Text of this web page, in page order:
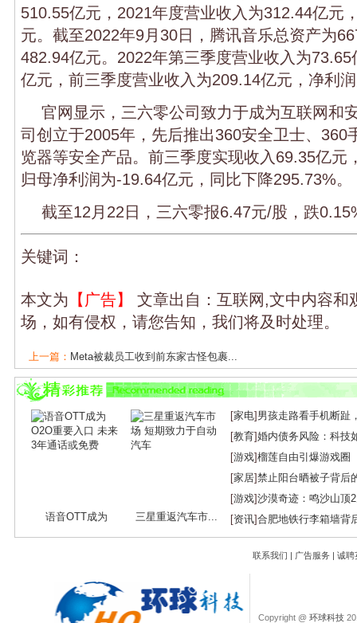
510.55亿元，2021年度营业收入为312.44亿元
元。截至2022年9月30日，腾讯音乐总资产为
482.94亿元。2022年第三季度营业收入为
亿元，前三季度营业收入为209.14亿元，净利
官网显示，三六零公司致力于成为互联网和
司创立于2005年，先后推出360安全卫士、360
览器等安全产品。前三季度实现收入69.35亿元
归母净利润为-19.64亿元，同比下降295.73%。
截至12月22日，三六零报6.47元/股，跌
关键词：
本文为 【广告】
文章出自：互联网,文中内容和
场，如有侵权，请您告知，我们将及时处理。
上一篇： Meta被裁员工收到前东家古怪包裹...
下一篇：知乎2022盐选会员年度榜单揭晓：...
语音OTT成为
O2O...
三星重返汽车市...
[家电] 男孩走路看手机断趾
[教育]婚内债务风险：科技
[游戏]榴莲自由引爆游戏圈
[家居]禁止阳台晒被子背后
[游戏]沙漠奇迹：鸣沙山顶
[资讯]合肥地铁行李箱墙背
联系我们 | 广告服务 | 诚聘
Copyright @ 环球科技